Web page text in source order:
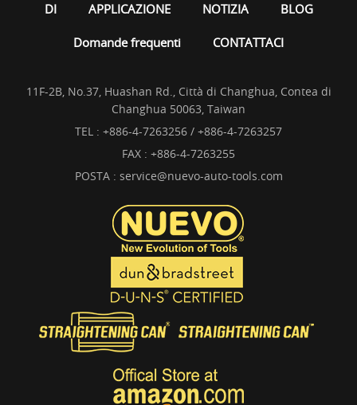
DI APPLICAZIONE NOTIZIA BLOG
Domande frequenti CONTATTACI
11F-2B, No.37, Huashan Rd., Città di Changhua, Contea di
Changhua 50063, Taiwan
TEL : +886-4-7263256 / +886-4-7263257
FAX : +886-4-7263255
POSTA : service@nuevo-auto-tools.com